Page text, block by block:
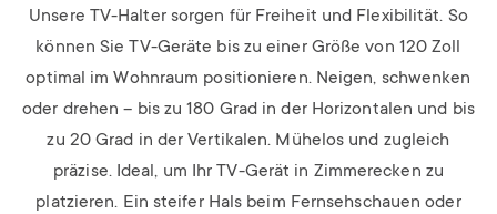
Unsere TV-Halter sorgen für Freiheit und Flexibilität. So
können Sie TV-Geräte bis zu einer Größe von 120 Zoll
optimal im Wohnraum positionieren. Neigen, schwenken
oder drehen – bis zu 180 Grad in der Horizontalen und bis
zu 20 Grad in der Vertikalen. Mühelos und zugleich
präzise. Ideal, um Ihr TV-Gerät in Zimmerecken zu
platzieren. Ein steifer Hals beim Fernsehschauen oder